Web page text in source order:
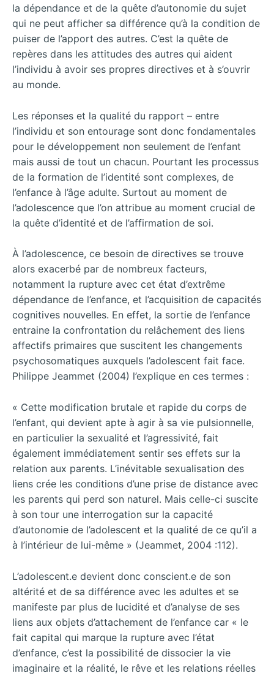
la dépendance et de la quête d’autonomie du sujet
qui ne peut afficher sa différence qu’à la condition de
puiser de l’apport des autres. C’est la quête de
repères dans les attitudes des autres qui aident
l’individu à avoir ses propres directives et à s’ouvrir
au monde.
Les réponses et la qualité du rapport – entre
l’individu et son entourage sont donc fondamentales
pour le développement non seulement de l’enfant
mais aussi de tout un chacun. Pourtant les processus
de la formation de l’identité sont complexes, de
l’enfance à l’âge adulte. Surtout au moment de
l’adolescence que l’on attribue au moment crucial de
la quête d’identité et de l’affirmation de soi.
À l’adolescence, ce besoin de directives se trouve
alors exacerbé par de nombreux facteurs,
notamment la rupture avec cet état d’extrême
dépendance de l’enfance, et l’acquisition de capacités
cognitives nouvelles. En effet, la sortie de l’enfance
entraine la confrontation du relâchement des liens
affectifs primaires que suscitent les changements
psychosomatiques auxquels l’adolescent fait face.
Philippe Jeammet (2004) l’explique en ces termes :
« Cette modification brutale et rapide du corps de
l’enfant, qui devient apte à agir à sa vie pulsionnelle,
en particulier la sexualité et l’agressivité, fait
également immédiatement sentir ses effets sur la
relation aux parents. L’inévitable sexualisation des
liens crée les conditions d’une prise de distance avec
les parents qui perd son naturel. Mais celle-ci suscite
à son tour une interrogation sur la capacité
d’autonomie de l’adolescent et la qualité de ce qu’il a
à l’intérieur de lui-même » (Jeammet, 2004 :112).
L’adolescent.e devient donc conscient.e de son
altérité et de sa différence avec les adultes et se
manifeste par plus de lucidité et d’analyse de ses
liens aux objets d’attachement de l’enfance car « le
fait capital qui marque la rupture avec l’état
d’enfance, c’est la possibilité de dissocier la vie
imaginaire et la réalité, le rêve et les relations réelles